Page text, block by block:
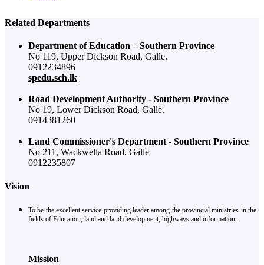
Related Departments
Department of Education – Southern Province
No 119, Upper Dickson Road, Galle.
0912234896
spedu.sch.lk
Road Development Authority - Southern Province
No 19, Lower Dickson Road, Galle.
0914381260
Land Commissioner's Department - Southern Province
No 211, Wackwella Road, Galle
0912235807
Vision
To be the excellent service providing leader among the provincial ministries in the
fields of Education, land and land development, highways and information.
Mission